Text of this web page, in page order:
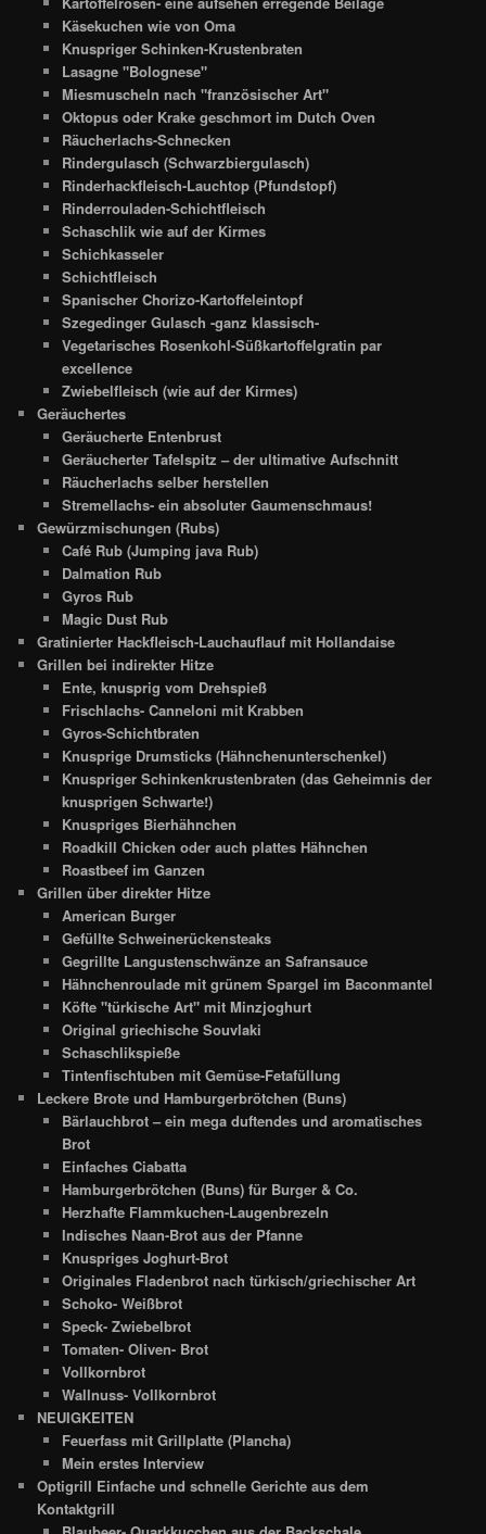
Käsekuchen wie von Oma
Knuspriger Schinken-Krustenbraten
Lasagne "Bolognese"
Miesmuscheln nach "französischer Art"
Oktopus oder Krake geschmort im Dutch Oven
Räucherlachs-Schnecken
Rindergulasch (Schwarzbiergulasch)
Rinderhackfleisch-Lauchtop (Pfundstopf)
Rinderrouladen-Schichtfleisch
Schaschlik wie auf der Kirmes
Schichkasseler
Schichtfleisch
Spanischer Chorizo-Kartoffeleintopf
Szegedinger Gulasch -ganz klassisch-
Vegetarisches Rosenkohl-Süßkartoffelgratin par
excellence
Zwiebelfleisch (wie auf der Kirmes)
Geräuchertes
Geräucherte Entenbrust
Geräucherter Tafelspitz – der ultimative Aufschnitt
Räucherlachs selber herstellen
Stremellachs- ein absoluter Gaumenschmaus!
Gewürzmischungen (Rubs)
Café Rub (Jumping java Rub)
Dalmation Rub
Gyros Rub
Magic Dust Rub
Gratinierter Hackfleisch-Lauchauflauf mit Hollandaise
Grillen bei indirekter Hitze
Ente, knusprig vom Drehspieß
Frischlachs- Canneloni mit Krabben
Gyros-Schichtbraten
Knusprige Drumsticks (Hähnchenunterschenkel)
Knuspriger Schinkenkrustenbraten (das Geheimnis der
knusprigen Schwarte!)
Knuspriges Bierhähnchen
Roadkill Chicken oder auch plattes Hähnchen
Roastbeef im Ganzen
Grillen über direkter Hitze
American Burger
Gefüllte Schweinerückensteaks
Gegrillte Langustenschwänze an Safransauce
Hähnchenroulade mit grünem Spargel im Baconmantel
Köfte "türkische Art" mit Minzjoghurt
Original griechische Souvlaki
Schaschlikspieße
Tintenfischtuben mit Gemüse-Fetafüllung
Leckere Brote und Hamburgerbrötchen (Buns)
Bärlauchbrot – ein mega duftendes und aromatisches
Brot
Einfaches Ciabatta
Hamburgerbrötchen (Buns) für Burger & Co.
Herzhafte Flammkuchen-Laugenbrezeln
Indisches Naan-Brot aus der Pfanne
Knuspriges Joghurt-Brot
Originales Fladenbrot nach türkisch/griechischer Art
Schoko- Weißbrot
Speck- Zwiebelbrot
Tomaten- Oliven- Brot
Vollkornbrot
Wallnuss- Vollkornbrot
NEUIGKEITEN
Feuerfass mit Grillplatte (Plancha)
Mein erstes Interview
Optigrill Einfache und schnelle Gerichte aus dem
Kontaktgrill